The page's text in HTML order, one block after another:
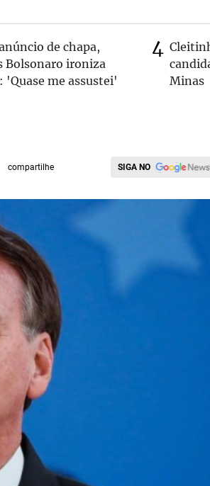
de chapa,
Bolsonaro ironiza
'Quase me assustei'
Minas
compartilhe SIGA NO